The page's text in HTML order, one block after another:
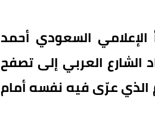
السعودي أحمد
الشارع العربي إلى تصفح
الذي عرّى فيه نفسه أمام